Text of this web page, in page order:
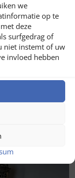
we
op te
deze
surfgedrag of
niet instemt of uw
invloed hebben